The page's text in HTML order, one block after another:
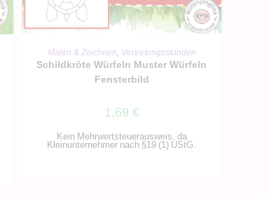
IN DEN WARENKORB
Malen & Zeichnen, Vertretungsstunden
Schildkröte Würfeln Muster Würfeln
Fensterbild
1,69 €
Kein Mehrwertsteuerausweis, da
Kleinunternehmer nach §19 (1) UStG.